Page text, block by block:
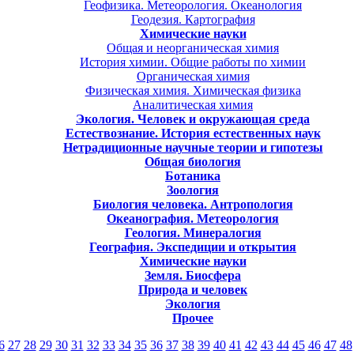
Геофизика. Метеорология. Океанология
Геодезия. Картография
Химические науки
Общая и неорганическая химия
История химии. Общие работы по химии
Органическая химия
Физическая химия. Химическая физика
Аналитическая химия
Экология. Человек и окружающая среда
Естествознание. История естественных наук
Нетрадиционные научные теории и гипотезы
Общая биология
Ботаника
Зоология
Биология человека. Антропология
Океанография. Метеорология
Геология. Минералогия
География. Экспедиции и открытия
Химические науки
Земля. Биосфера
Природа и человек
Экология
Прочее
27 28 29 30 31 32 33 34 35 36 37 38 39 40 41 42 43 44 45 46 47 48